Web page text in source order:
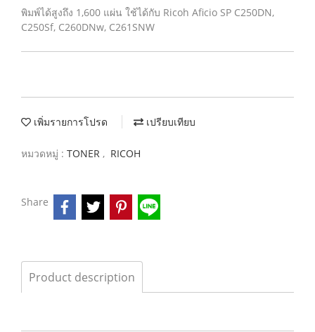
พิมพ์ได้สูงถึง 1,600 แผ่น ใช้ได้กับ Ricoh Aficio SP C250DN,
C250Sf, C260DNw, C261SNW
เพิ่มรายการโปรด เปรียบเทียบ
หมวดหมู่ : TONER , RICOH
Share
Product description